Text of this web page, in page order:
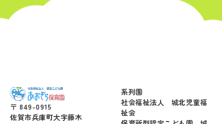
〒 849-0915
佐賀市兵庫町大字藤木
系列園
社会福祉法人 城北児童福
祉会